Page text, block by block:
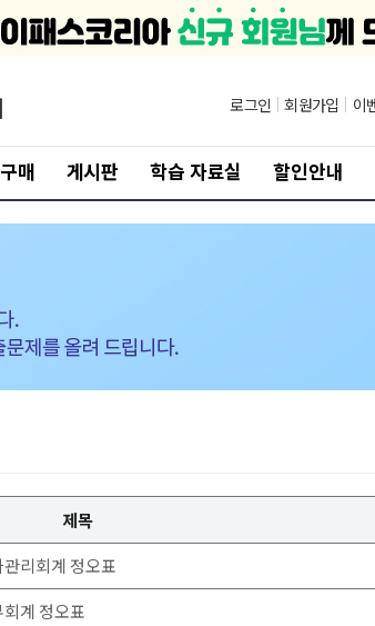
로그인 | 회원가입 | 이
매 게시판 학습 자료실 할인안내
제목
리회계 정오표
계 정오표